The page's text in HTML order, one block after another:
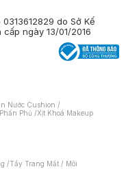
do Sở Kế
ngày 13/01/2016
Nước Cushion /
Phấn Phủ /Xịt Khoá Makeup
/Tẩy Trang Mắt / Môi